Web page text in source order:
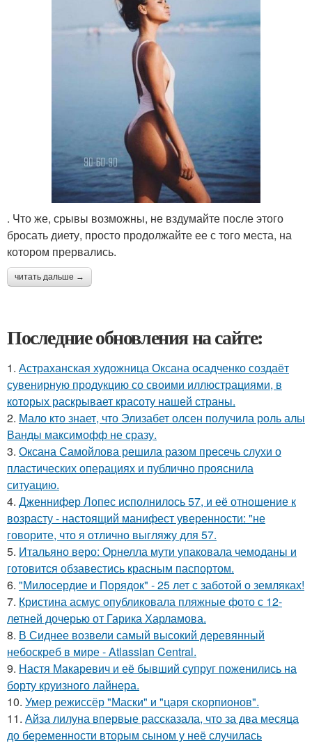
. Что же, срывы возможны, не вздумайте после этого
бросать диету, просто продолжайте ее с того места, на
котором прервались.
читать дальше →
Последние обновления на сайте:
1. Астраханская художница Оксана осадченко создаёт
сувенирную продукцию со своими иллюстрациями, в
которых раскрывает красоту нашей страны.
2. Мало кто знает, что Элизабет олсен получила роль алы
Ванды максимофф не сразу.
3. Оксана Самойлова решила разом пресечь слухи о
пластических операциях и публично прояснила
ситуацию.
4. Дженнифер Лопес исполнилось 57, и её отношение к
возрасту - настоящий манифест уверенности: "не
говорите, что я отлично выгляжу для 57.
5. Итальяно веро: Орнелла мути упаковала чемоданы и
готовится обзавестись красным паспортом.
6. "Милосердие и Порядок" - 25 лет с заботой о земляках!
7. Кристина асмус опубликовала пляжные фото с 12-
летней дочерью от Гарика Харламова.
8. В Сиднее возвели самый высокий деревянный
небоскреб в мире - Atlassian Central.
9. Настя Макаревич и её бывший супруг поженились на
борту круизного лайнера.
10. Умер режиссёр "Маски" и "царя скорпионов".
11. Айза лилуна впервые рассказала, что за два месяца
до беременности вторым сыном у неё случилась